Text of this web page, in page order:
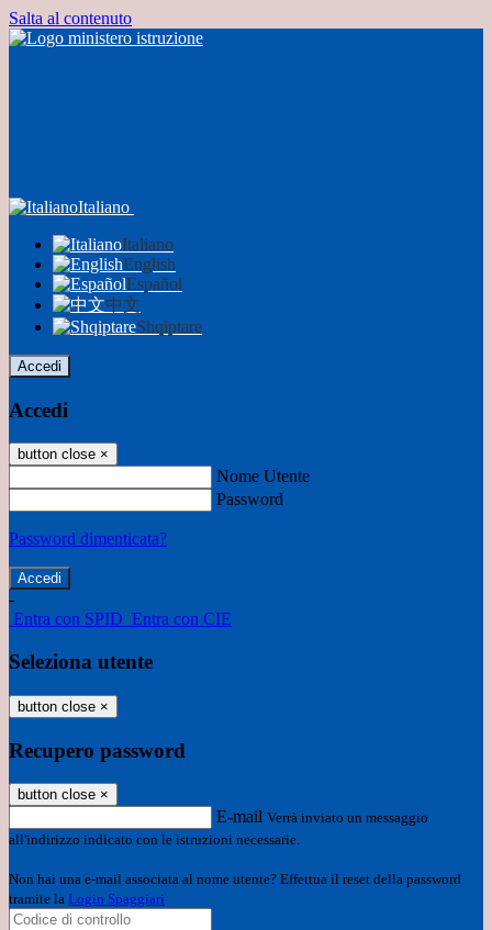
Salta al contenuto
Italiano
Italiano
English
Español
中文
Shqiptare
Accedi
Accedi
button close ×
Nome Utente
Password
Password dimenticata?
-
Entra con SPID Entra con CIE
Seleziona utente
button close ×
Recupero password
button close ×
E-mail Verrà inviato un messaggio
all'indirizzo indicato con le istruzioni necessarie.
Non hai una e-mail associata al nome utente? Effettua il reset della password
tramite la Login Spaggiari